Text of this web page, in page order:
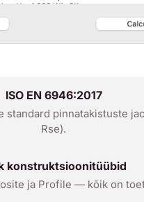
ISO EN 6946:2017
standard pinnatakistuste
Rse).
konstruktsioonitüübid
ja Profile — kõik on